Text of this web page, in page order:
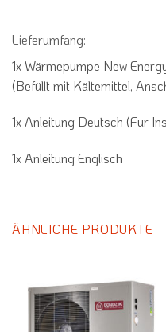
Lieferumfang:
1x Wärmepumpe New
(Befüllt mit Kältemittel,
1x Anleitung Deutsch (Für
1x Anleitung Englisch
ÄHNLICHE PRODUKTE